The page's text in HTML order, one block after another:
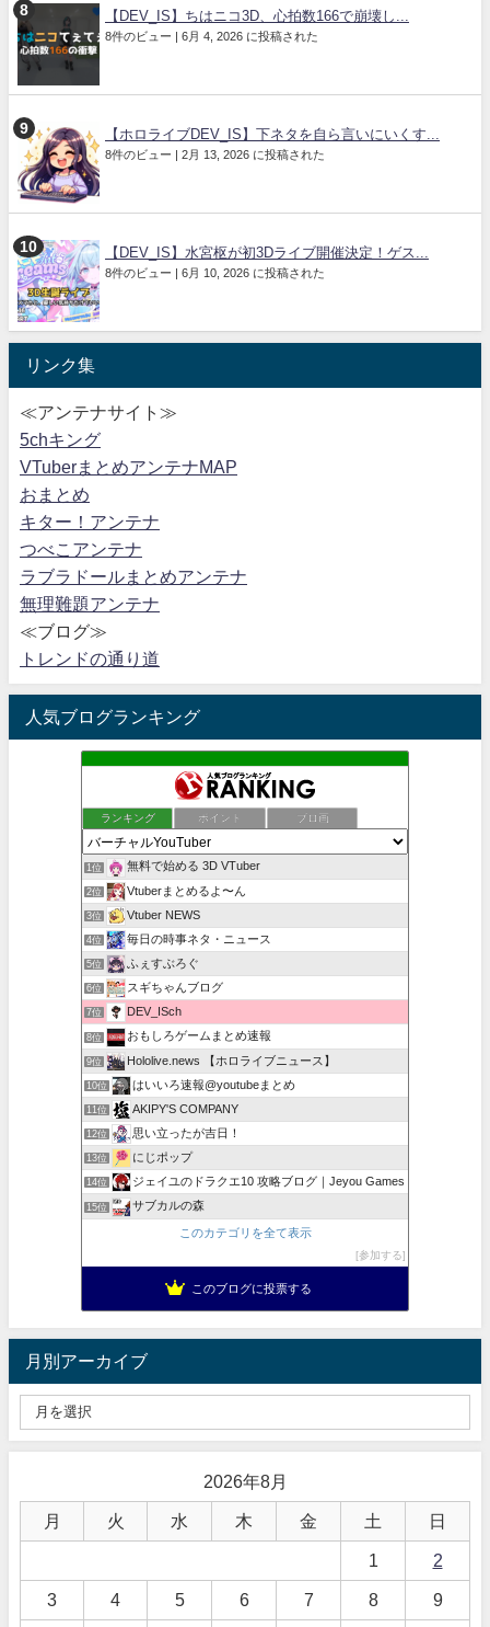
【DEV_IS】ちはニコ3D、心拍数166で崩壊し...
8件のビュー | 6月 4, 2026 に投稿された
【ホロライブDEV_IS】下ネタを自ら言いにいくす...
8件のビュー | 2月 13, 2026 に投稿された
【DEV_IS】水宮枢が初3Dライブ開催決定！ゲス...
8件のビュー | 6月 10, 2026 に投稿された
リンク集
≪アンテナサイト≫
5chキング
VTuberまとめアンテナMAP
おまとめ
キター！アンテナ
つべこアンテナ
ラブラドールまとめアンテナ
無理難題アンテナ
≪ブログ≫
トレンドの通り道
人気ブログランキング
ランキング ポイント ブロ画
1位 無料で始める 3D VTuber
2位 Vtuberまとめるよ〜ん
3位 Vtuber NEWS
4位 毎日の時事ネタ・ニュース
5位 ふぇすぶろぐ
6位 スギちゃんブログ
7位 DEV_ISch
8位 おもしろゲームまとめ速報
9位 Hololive.news 【ホロライブニュース】
10位 はいいろ速報@youtubeまとめ
11位 AKIPY'S COMPANY
12位 思い立ったが吉日！
13位 にじポップ
14位 ジェイユのドラクエ10 攻略ブログ｜Jeyou Games
15位 サブカルの森
このカテゴリを全て表示
参加する
このブログに投票する
月別アーカイブ
2026年8月
月 火 水 木 金 土 日
1 2
3 4 5 6 7 8 9